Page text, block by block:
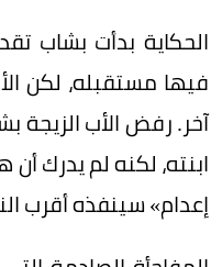
الحكاية بدأت بشاب
فيها مستقبله، لكن
آخر. رفض الأب الزيجة
ابنته، لكنه لم يدرك
إعدام» سينفذه أقرب